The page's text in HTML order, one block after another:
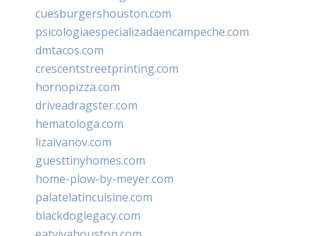
cuesburgershouston.com
psicologiaespecializadaencampeche.com
dmtacos.com
crescentstreetprinting.com
hornopizza.com
driveadragster.com
hematologa.com
lizaivanov.com
guesttinyhomes.com
home-plow-by-meyer.com
palatelatincuisine.com
blackdoglegacy.com